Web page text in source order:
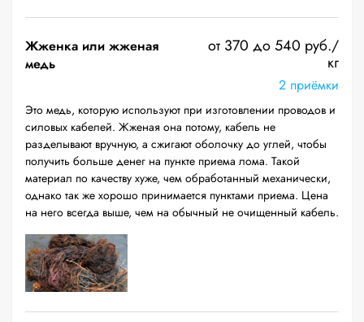
Жженка или жженая
медь
от 370 до 540 руб./
кг
2 приёмки
Это медь, которую используют при изготовлении проводов и
силовых кабелей. Жженая она потому, кабель не
разделывают вручную, а сжигают оболочку до углей, чтобы
получить больше денег на пункте приема лома. Такой
материал по качеству хуже, чем обработанный механически,
однако так же хорошо принимается пунктами приема. Цена
на него всегда выше, чем на обычный не очищенный кабель.